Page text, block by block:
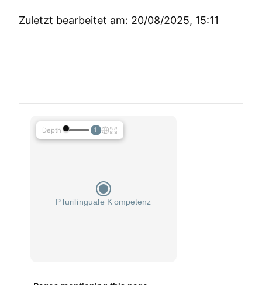
Zuletzt bearbeitet am: 20/08/2025, 15:11
Depth 1